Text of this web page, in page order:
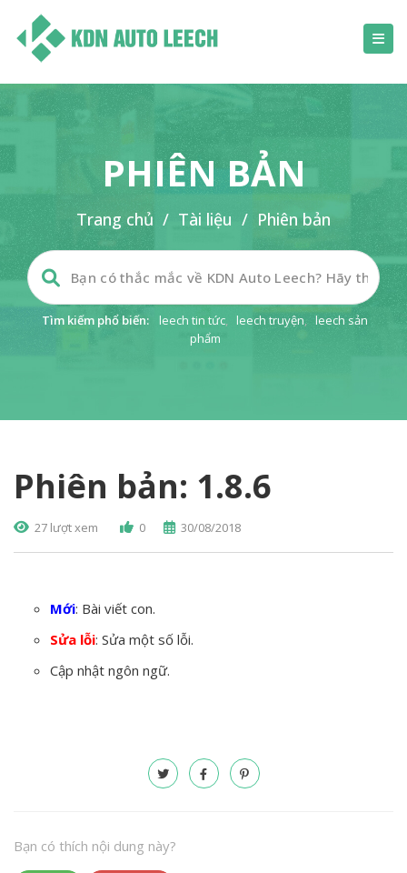
PHIÊN BẢN
Trang chủ / Tài liệu / Phiên bản
Tìm kiếm phổ biến: leech tin tức, leech truyện, leech sản
phẩm
Phiên bản: 1.8.6
27 lượt xem 0 30/08/2018
Mới: Bài viết con.
Sửa lỗi: Sửa một số lỗi.
Cập nhật ngôn ngữ.
Bạn có thích nội dung này?